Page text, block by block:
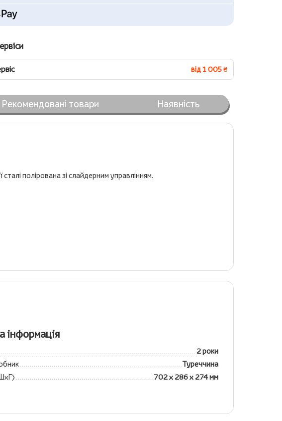
від 1 005 ₴
Рекомендовані товари Наявність
полірована зі слайдерним управлінням.
інформація
2 роки
Туреччина
702 х 286 х 274 мм